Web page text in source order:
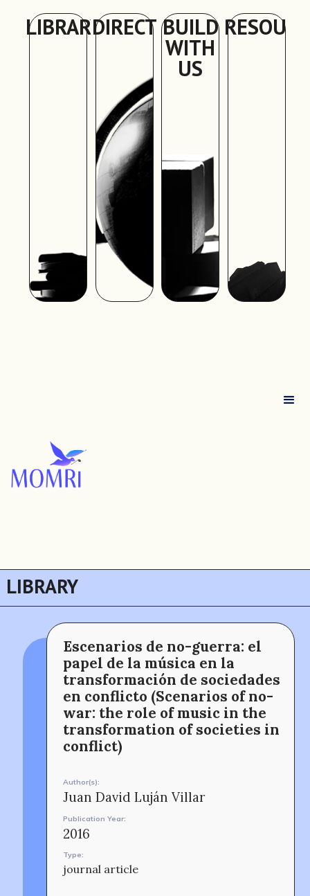
LIBRARYDIRECTORY
BUILD
WITH
US
LIBRARY
Escenarios de no-guerra: el
papel de la música en la
transformación de sociedades
en conflicto (Scenarios of no-
war: the role of music in the
transformation of societies in
conflict)
Author(s):
Juan David Luján Villar
Publication Year:
2016
Type:
journal article
The MOMRI Hub offers a space to facilitate
connection and exchange at the intersection between
music and peacebuilding.
OUR STORY
Min-On Music Research Institute
8. Shinano-machi
Shinjuku-ku, Tokyo, Japan 160-8588
CONTACT